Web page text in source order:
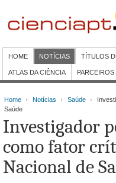
HOME NOTÍCIAS TÍTULOS
ATLAS DA CIÊNCIA
Home Notícias Saúde
Saúde
Investigador
como fator
Nacional de